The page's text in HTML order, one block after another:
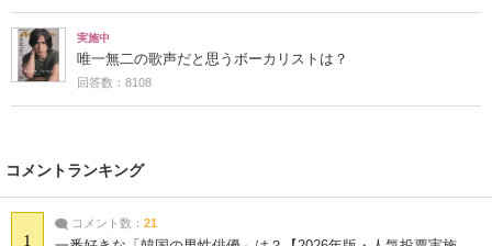
実施中
唯一無二の歌声だと思うボーカリストは？
回答数：8108
コメントランキング
1
コメント数： 21